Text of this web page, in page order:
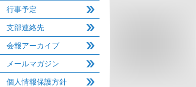
行事予定
支部連絡先
会報アーカイブ
メールマガジン
個人情報保護方針